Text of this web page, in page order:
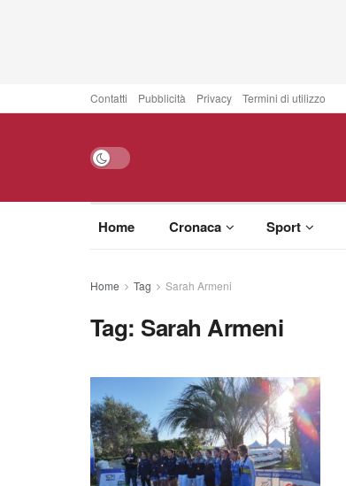
Contatti Pubblicità Privacy Termini di utilizzo
Home Cronaca Sport
Home Tag Sarah Armeni
Tag: Sarah Armeni